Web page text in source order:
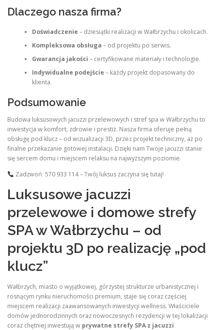
Dlaczego nasza firma?
Doświadczenie – dziesiątki realizacji w Wałbrzychu i okolicach.
Kompleksowa obsługa – od projektu po serwis.
Gwarancja jakości – certyfikowane materiały i technologie.
Indywidualne podejście – każdy projekt dopasowany do
klienta.
Podsumowanie
Budowa luksusowych jacuzzi przelewowych i stref spa w Wałbrzychu to
inwestycja w komfort, zdrowie i prestiż. Nasza firma oferuje pełną
obsługę pod klucz – od wizualizacji 3D, przez projekt techniczny, aż po
finalne przekazanie gotowej instalacji. Dzięki nam Twoje jacuzzi stanie
się sercem domu i miejscem relaksu na najwyższym poziomie.
Zadzwoń: 570 933 114 – Twój luksus zaczyna się tutaj!
Luksusowe jacuzzi
przelewowe i domowe strefy
SPA w Wałbrzychu – od
projektu 3D po realizację „pod
klucz”
Wałbrzych, miasto o wyjątkowej, górzystej strukturze urbanistycznej i
rosnącym rynku nieruchomości premium, staje się coraz częściej
miejscem realizacji zaawansowanych inwestycji wellness. Właściciele
domów jednorodzinnych oraz nowoczesnych rezydencji w tej lokalizacji
coraz chętniej inwestują w prywatne strefy SPA z jacuzzi